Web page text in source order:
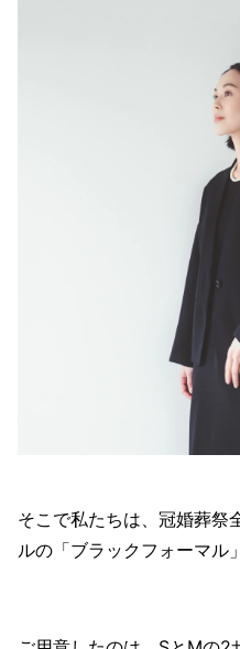
そこで私たちは、冠婚葬祭
ルの「ブラックフォーマル